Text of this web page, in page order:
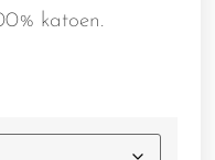
katoen.